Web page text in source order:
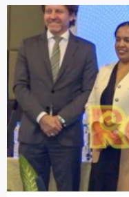
PODCAST SIRA
PROGRAMA SIRA
VÍDEO SIRA
EVENTU SIRA
KONTAKTU SIRA
TÉTUM